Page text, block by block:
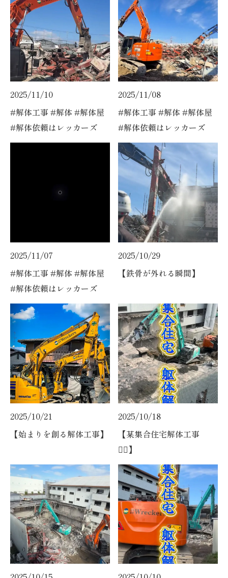
2025/11/10
#解体工事 #解体 #解体屋
#解体依頼はレッカーズ
2025/11/08
#解体工事 #解体 #解体屋
#解体依頼はレッカーズ
2025/11/07
#解体工事 #解体 #解体屋
#解体依頼はレッカーズ
2025/10/29
【鉄骨が外れる瞬間】
2025/10/21
【始まりを創る解体工事】
2025/10/18
【某集合住宅解体工事
👷‍♀️】